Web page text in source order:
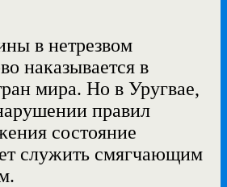
в нетрезвом
наказывается в
мира. Но в Уругвае,
правил
состояние
служить смягчающим